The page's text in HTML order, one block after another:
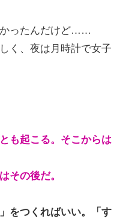
かったんだけど……
く、夜は月時計で女子
も起こる。そこからは
その後だ。
をつくればいい。「す